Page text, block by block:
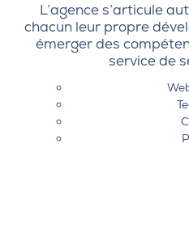
L’agence s’articule
chacun leur propre
émerger des
service de